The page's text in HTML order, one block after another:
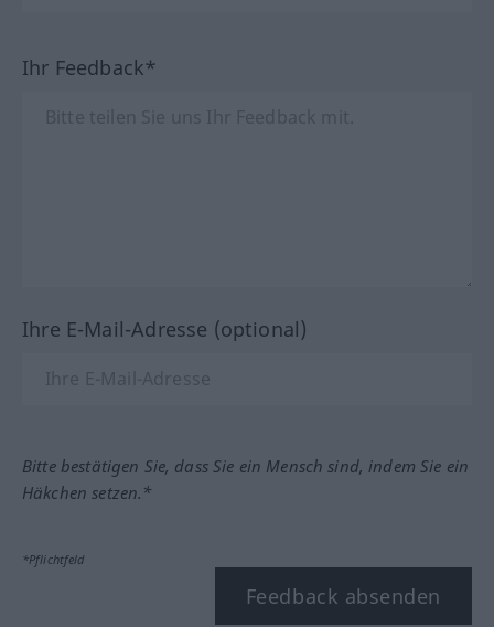
Ihr Feedback*
Ihre E-Mail-Adresse (optional)
Bitte bestätigen Sie, dass Sie ein Mensch sind, indem Sie ein
Häkchen setzen.*
*Pflichtfeld
Feedback absenden